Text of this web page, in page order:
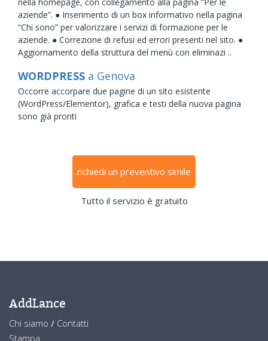
aziende”. ● Inserimento di un box informativo nella pagina
“Chi sono” per valorizzare i servizi di formazione per le
aziende. ● Correzione di refusi ed errori presenti nel sito. ●
Aggiornamento della struttura del menù con eliminazi ..
WORDPRESS a Genova
Occorre accorpare due pagine di un sito esistente
(WordPress/Elementor), grafica e testi della nuova pagina
sono già pronti
richiedi un preventivo simile
Tutto il servizio è gratuito
AddLance
Chi siamo / Contatti
Stampa